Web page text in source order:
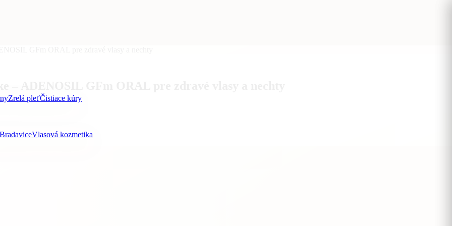
Zrelá pleťČistiace kúry
BradaviceVlasová kozmetika
ADENOSIL GFm ORAL pre zdravé vlasy a nechty